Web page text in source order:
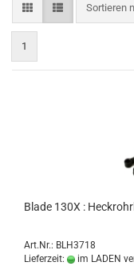
Sortieren
Sortieren
1
Blade 130X :
Art.Nr.: BLH3718
Lieferzeit:
im LADEN